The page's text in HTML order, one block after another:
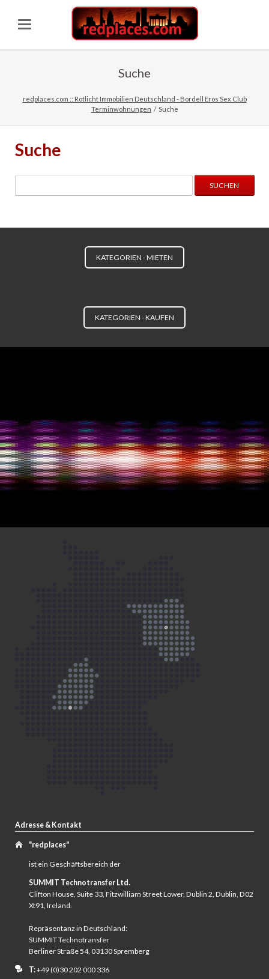
Suche
redplaces.com :: Rotlicht Immobilien Deutschland - Bordell Eros Sex Club
Terminwohnungen
Suche
Suche
KATEGORIEN - MIETEN
KATEGORIEN - KAUFEN
Adresse & Kontakt
"redplaces"
ist ein Geschäftsbereich der
SUMMIT Technotransfer Ltd.
Clifton House, Suite 33, Fitzwilliam Street Lower, Dublin 2, Dublin, D02
Xt91, Ireland.
Repräsentanz in Deutschland:
SUMMIT Technotransfer
Berliner Straße 54, 03130 Spremberg
T:+49 (0)30 202 000 336